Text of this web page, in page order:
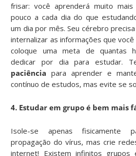
frisar: você aprenderá muito mais
pouco a cada dia do que
um dia por mês. Seu cérebro
internalizar as informações que
coloque uma meta de quantas
dedicar por dia para estudar.
paciência para aprender e
contínuo de estudos, mas evite se
4. Estudar em grupo é bem mais
Isole-se apenas fisicamente
propagação do vírus, mas crie
internet! Existem infinitos grupos